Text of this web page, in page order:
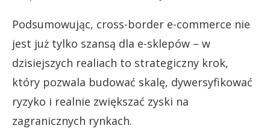
Podsumowując, cross-border e-commerce nie
jest już tylko szansą dla e-sklepów – w
dzisiejszych realiach to strategiczny krok,
który pozwala budować skalę, dywersyfikować
ryzyko i realnie zwiększać zyski na
zagranicznych rynkach.